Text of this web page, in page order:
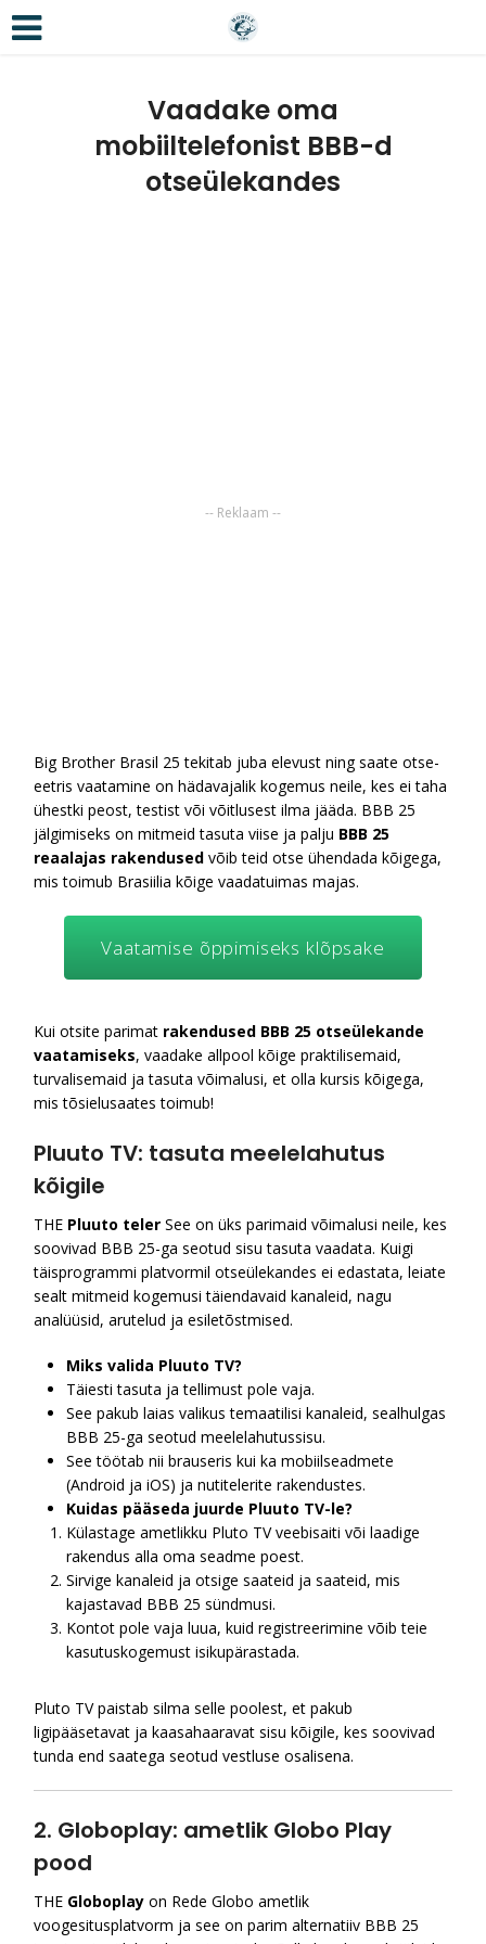
Vaadake oma
mobiiltelefonist BBB-d
otseülekandes
-- Reklaam --
Big Brother Brasil 25 tekitab juba elevust ning saate otse-
eetris vaatamine on hädavajalik kogemus neile, kes ei taha
ühestki peost, testist või võitlusest ilma jääda. BBB 25
jälgimiseks on mitmeid tasuta viise ja palju BBB 25
reaalajas rakendused võib teid otse ühendada kõigega,
mis toimub Brasiilia kõige vaadatuimas majas.
Vaatamise õppimiseks klõpsake
Kui otsite parimat rakendused BBB 25 otseülekande
vaatamiseks, vaadake allpool kõige praktilisemaid,
turvalisemaid ja tasuta võimalusi, et olla kursis kõigega,
mis tõsielusaates toimub!
Pluuto TV: tasuta meelelahutus
kõigile
THE Pluuto teler See on üks parimaid võimalusi neile, kes
soovivad BBB 25-ga seotud sisu tasuta vaadata. Kuigi
täisprogrammi platvormil otseülekandes ei edastata, leiate
sealt mitmeid kogemusi täiendavaid kanaleid, nagu
analüüsid, arutelud ja esiletõstmised.
Miks valida Pluuto TV?
Täiesti tasuta ja tellimust pole vaja.
See pakub laias valikus temaatilisi kanaleid, sealhulgas
BBB 25-ga seotud meelelahutussisu.
See töötab nii brauseris kui ka mobiilseadmete
(Android ja iOS) ja nutitelerite rakendustes.
Kuidas pääseda juurde Pluuto TV-le?
Külastage ametlikku Pluto TV veebisaiti või laadige
rakendus alla oma seadme poest.
Sirvige kanaleid ja otsige saateid ja saateid, mis
kajastavad BBB 25 sündmusi.
Kontot pole vaja luua, kuid registreerimine võib teie
kasutuskogemust isikupärastada.
Pluto TV paistab silma selle poolest, et pakub
ligipääsetavat ja kaasahaaravat sisu kõigile, kes soovivad
tunda end saatega seotud vestluse osalisena.
2. Globoplay: ametlik Globo Play
pood
THE Globoplay on Rede Globo ametlik
voogesitusplatvorm ja see on parim alternatiiv BBB 25